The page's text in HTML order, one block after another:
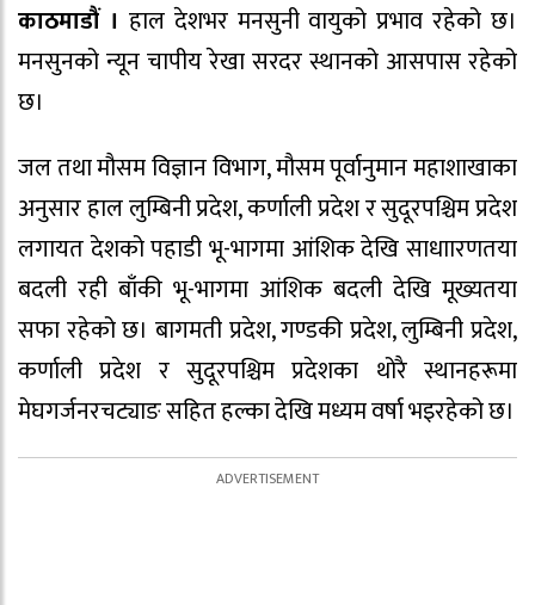
काठमाडौं । हाल देशभर मनसुनी वायुको प्रभाव रहेको छ।
मनसुनको न्यून चापीय रेखा सरदर स्थानको आसपास रहेको
छ।
जल तथा मौसम विज्ञान विभाग, मौसम पूर्वानुमान महाशाखाका
अनुसार हाल लुम्बिनी प्रदेश, कर्णाली प्रदेश र सुदूरपश्चिम प्रदेश
लगायत देशको पहाडी भू-भागमा आंशिक देखि साधाारणतया
बदली रही बाँकी भू-भागमा आंशिक बदली देखि मूख्यतया
सफा रहेको छ। बागमती प्रदेश, गण्डकी प्रदेश, लुम्बिनी प्रदेश,
कर्णाली प्रदेश र सुदूरपश्चिम प्रदेशका थोरै स्थानहरूमा
मेघगर्जनरचट्याङ सहित हल्का देखि मध्यम वर्षा भइरहेको छ।